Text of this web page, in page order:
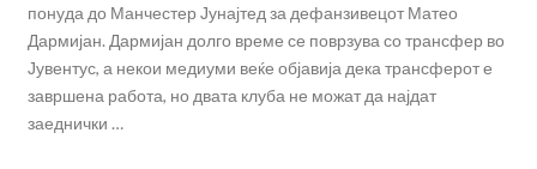
понуда до Манчестер Јунајтед за дефанзивецот Матео
Дармијан. Дармијан долго време се поврзува со трансфер во
Јувентус, а некои медиуми веќе објавија дека трансферот е
завршена работа, но двата клуба не можат да најдат
заеднички …